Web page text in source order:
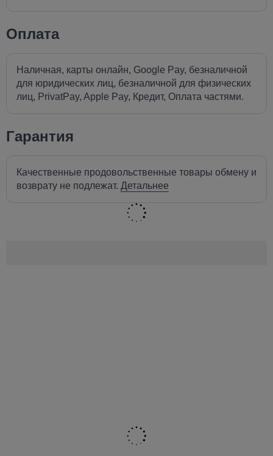
Оплата
Наличная, карты онлайн, Google Pay, безналичной
для юридических лиц, безналичной для физических
лиц, PrivatPay, Apple Pay, Кредит, Оплата частями.
Гарантия
Качественные продовольственные товары обмену и
возврату не подлежат. Детальнее